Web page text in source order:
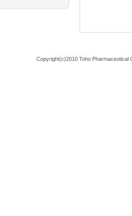
Copyright(c)2010 Toho Pharmaceutical